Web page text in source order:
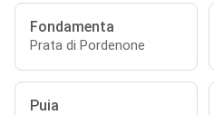
Fondamenta
Prata di Pordenone
Puia